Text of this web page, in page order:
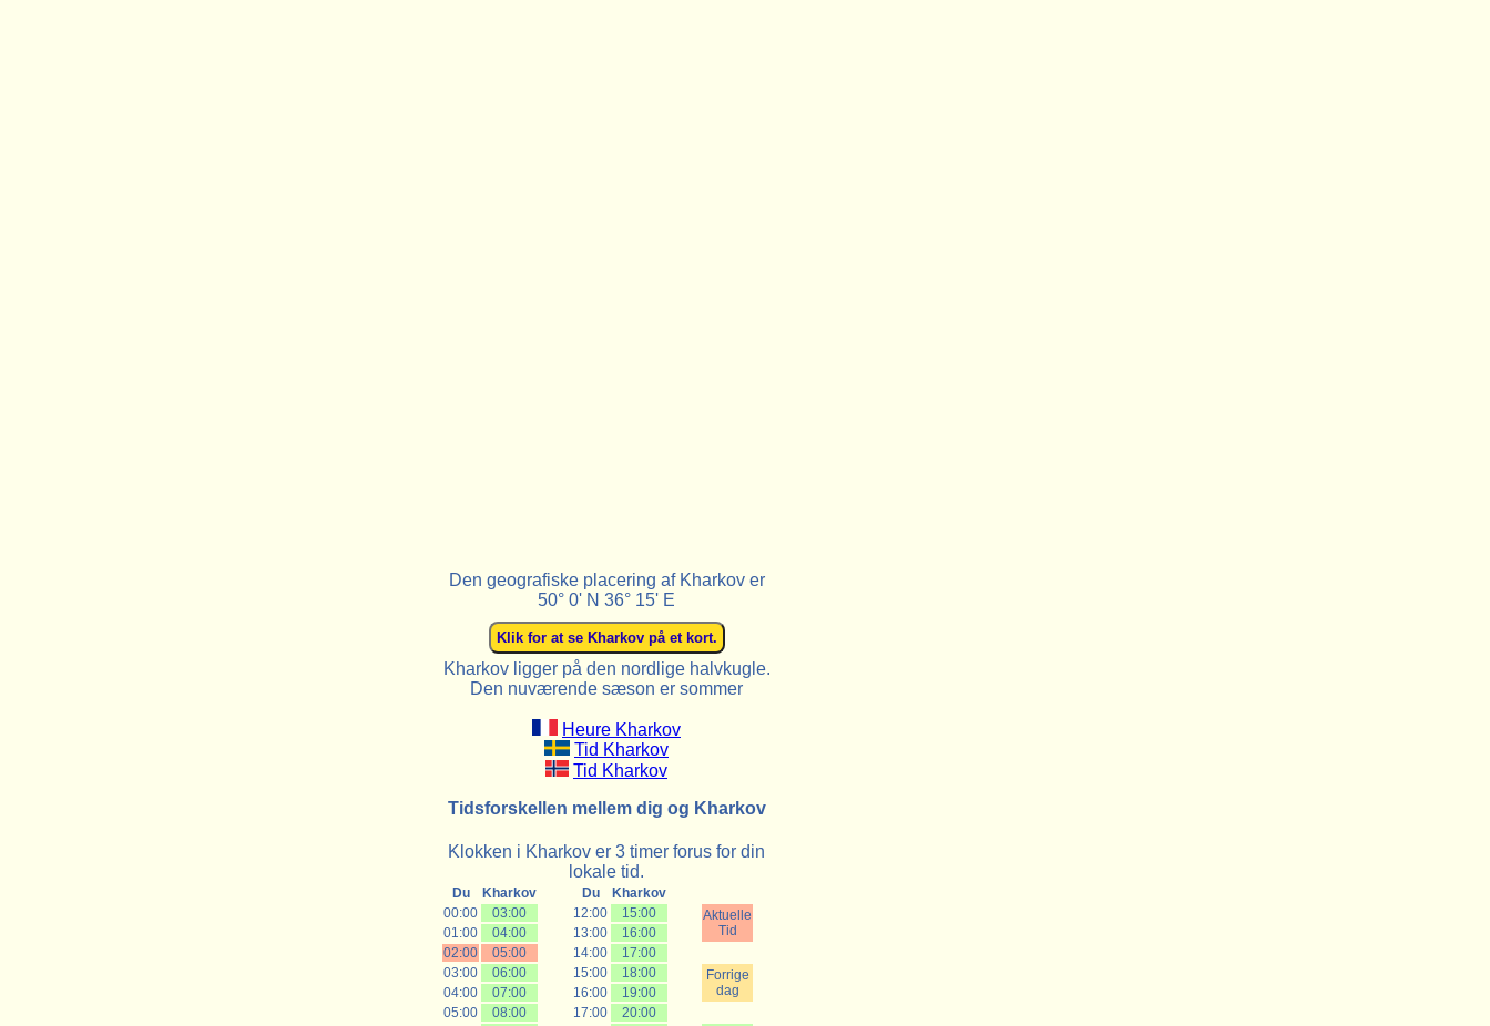
Den geografiske placering af Kharkov er
50° 0' N 36° 15' E
Kharkov ligger på den nordlige halvkugle.
Den nuværende sæson er sommer
Heure Kharkov
Tid Kharkov
Tid Kharkov
Tidsforskellen mellem dig og Kharkov
Klokken i Kharkov er 3 timer forus for din
lokale tid.
Du Kharkov Du
Kharkov
00:00
03:00 12:00 15:00
Aktuelle
Tid
01:00 04:00 13:00
16:00
02:00
05:00 14:00
17:00
03:00
06:00 15:00 18:00
Forrige
dag
04:00 07:00 16:00
19:00
05:00
08:00 17:00
20:00